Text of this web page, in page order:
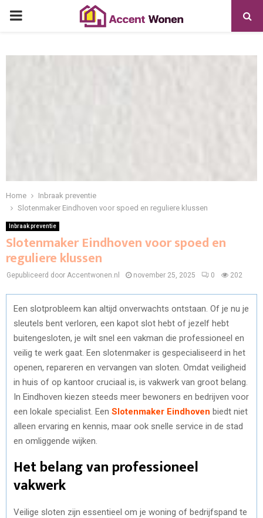
PRIMARY
Home
Inbraak preventie
Slotenmaker Eindhoven voor spoed en reguliere klussen
Inbraak preventie
Slotenmaker Eindhoven voor spoed en
reguliere klussen
Gepubliceerd door Accentwonen.nl november 25, 2025 0 202
Een slotprobleem kan altijd onverwachts ontstaan. Of je nu je
sleutels bent verloren, een kapot slot hebt of jezelf hebt
buitengesloten, je wilt snel een vakman die professioneel en
veilig te werk gaat. Een slotenmaker is gespecialiseerd in het
openen, repareren en vervangen van sloten. Omdat veiligheid
in huis of op kantoor cruciaal is, is vakwerk van groot belang.
In Eindhoven kiezen steeds meer bewoners en bedrijven voor
een lokale specialist. Een Slotenmaker Eindhoven biedt niet
alleen ervaring en kennis, maar ook snelle service in de stad
en omliggende wijken.
Het belang van professioneel
vakwerk
Veilige sloten zijn essentieel om je woning of bedrijfspand te